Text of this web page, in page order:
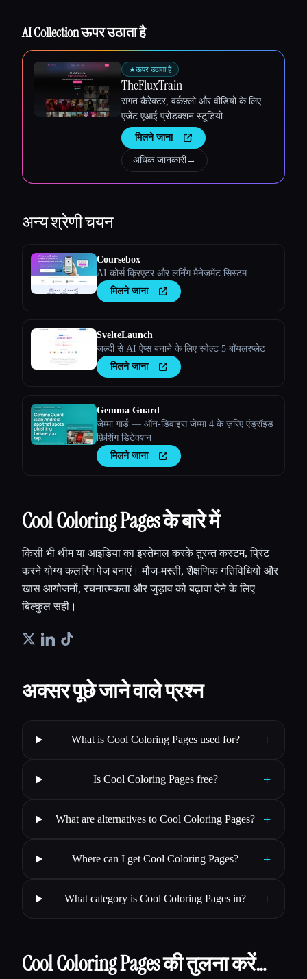
AI Collection ऊपर उठाता है
★ऊपर उठाता है
TheFluxTrain
संगत कैरेक्टर, वर्कफ़्लो और वीडियो के लिए
एजेंट एआई प्रोडक्शन स्टूडियो
मिलने जाना
अधिक जानकारी→
अन्यश्रेणी चयन
Coursebox
AI कोर्स क्रिएटर और लर्निंग मैनेजमेंट सिस्टम
मिलने जाना
SvelteLaunch
जल्दी से AI ऐप्स बनाने के लिए स्वेल्ट 5 बॉयलरप्लेट
मिलने जाना
Gemma Guard
जेम्मा गार्ड — ऑन-डिवाइस जेम्मा 4 के ज़रिए एंड्रॉइड
फ़िशिंग डिटेक्शन
मिलने जाना
Cool Coloring Pages के बारे में
किसी भी थीम या आइडिया का इस्तेमाल करके तुरन्त कस्टम, प्रिंट
करने योग्य कलरिंग पेज बनाएं। मौज-मस्ती, शैक्षणिक गतिविधियों और
खास आयोजनों, रचनात्मकता और जुड़ाव को बढ़ावा देने के लिए
बिल्कुल सही।
अक्सर पूछे जाने वाले प्रश्न
What is Cool Coloring Pages used for? +
Is Cool Coloring Pages free? +
What are alternatives to Cool Coloring Pages? +
Where can I get Cool Coloring Pages? +
What category is Cool Coloring Pages in? +
Cool Coloring Pages की तुलना करें…